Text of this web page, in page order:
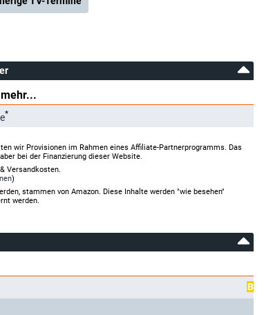
*
wir Provisionen im Rahmen eines Affiliate-Partnerprogramms. Das
bei der Finanzierung dieser Website.
Versandkosten.
)
stammen von Amazon. Diese Inhalte werden "wie besehen"
werden.
B